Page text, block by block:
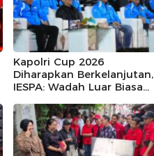
Kapolri Cup 2026
Diharapkan Berkelanjutan,
IESPA: Wadah Luar Biasa